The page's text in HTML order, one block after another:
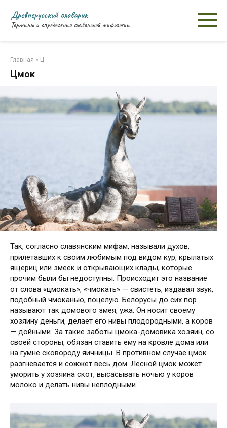
контенту
Древнерусский словарик
Термины и определения славянской мифологии
Главная » Ц
Цмок
Так, согласно славянским мифам, называли духов,
прилетавших к своим любимым под видом кур, крылатых
ящериц или змеек и открывающих клады, которые
прочим были бы недоступны. Происходит это название
от слова «цмокать», «чмокать» — свистеть, издавая звук,
подобный чмоканью, поцелую. Белорусы до сих пор
называют так домового змея, ужа. Он носит своему
хозяину деньги, делает его нивы плодородными, а коров
— дойными. За такие заботы цмока-домовика хозяин, со
своей стороны, обязан ставить ему на кровле дома или
на гумне сковороду яичницы. В противном случае цмок
разгневается и сожжет весь дом. Лесной цмок может
уморить у хозяина скот, высасывать ночью у коров
молоко и делать нивы неплодными.